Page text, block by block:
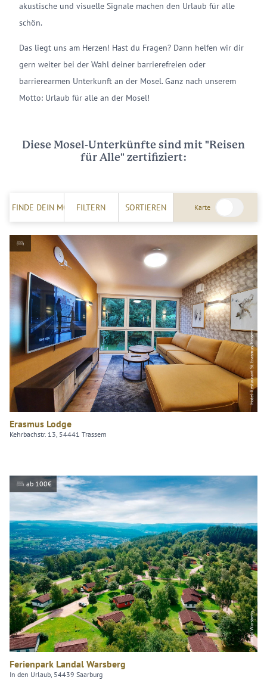
akustische und visuelle Signale machen den Urlaub für alle
schön.
Das liegt uns am Herzen! Hast du Fragen? Dann helfen wir dir
gern weiter bei der Wahl deiner barrierefreien oder
barrierearmen Unterkunft an der Mosel. Ganz nach unserem
Motto: Urlaub für alle an der Mosel!
Diese Mosel-Unterkünfte sind mit "Reisen
für Alle" zertifiziert:
FINDE DEIN MOSELERLEBNIS!
FILTERN SORTIEREN Karte
Hotel-Restaurant St. Erasmus Trassem
Erasmus Lodge
Kehrbachstr. 13, 54441 Trassem
Landal Warsberg
ab 100€
Ferienpark Landal Warsberg
In den Urlaub, 54439 Saarburg